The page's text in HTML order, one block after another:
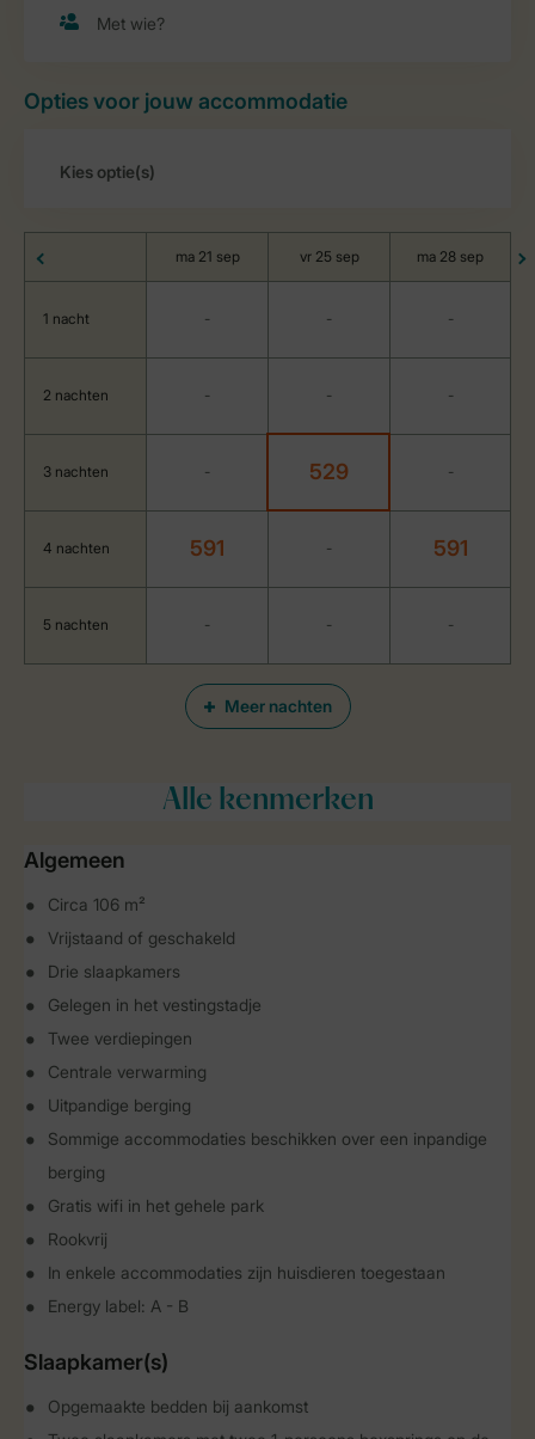
Opties voor jouw accommodatie
Meer nachten
ma 21 sep vr 25 sep ma 28 sep
1 nacht - - -
2 nachten - - -
3 nachten - 529 -
4 nachten 591 - 591
5 nachten - - -
Alle kenmerken
Algemeen
Circa 106 m²
Vrijstaand of geschakeld
Drie slaapkamers
Gelegen in het vestingstadje
Twee verdiepingen
Centrale verwarming
Uitpandige berging
Sommige accommodaties beschikken over een inpandige
berging
Gratis wifi in het gehele park
Rookvrij
In enkele accommodaties zijn huisdieren toegestaan
Energy label: A - B
Slaapkamer(s)
Opgemaakte bedden bij aankomst